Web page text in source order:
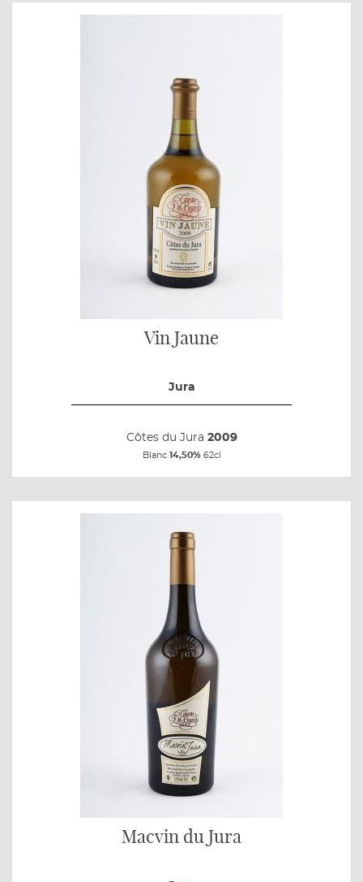
Vin Jaune
Jura
Côtes du Jura 2009
Blanc 14,50% 62cl
Macvin du Jura